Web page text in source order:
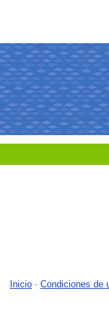
Inicio - Condiciones de